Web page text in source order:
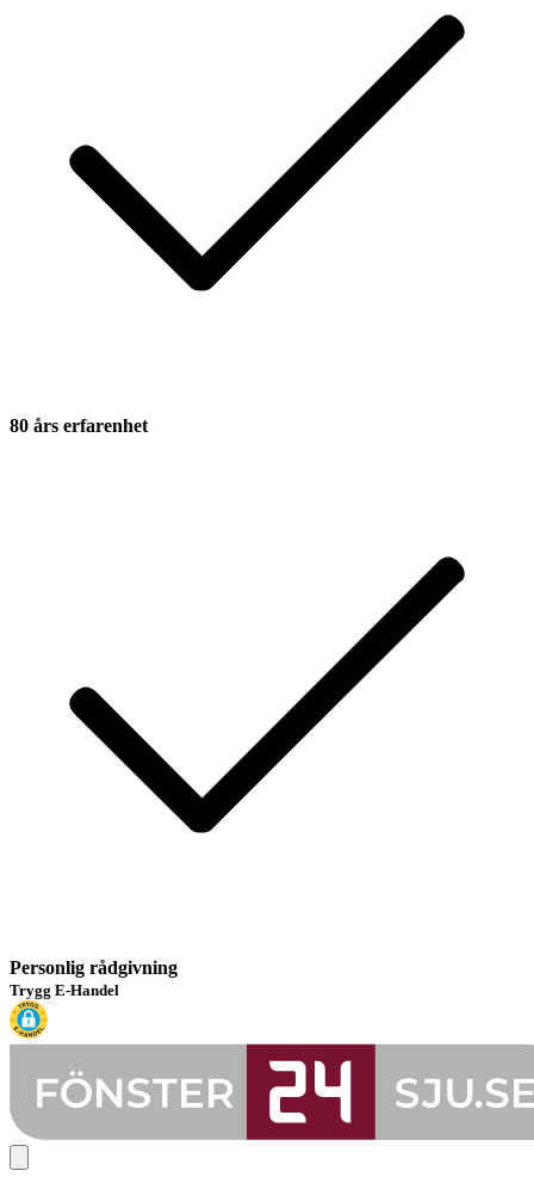
80 års erfarenhet
Personlig rådgivning
Trygg E-Handel